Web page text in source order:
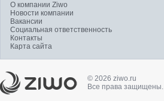
О компании Ziwo
Новости компании
Вакансии
Социальная ответственность
Контакты
Карта сайта
© 2026 ziwo.ru
Все права защищены.